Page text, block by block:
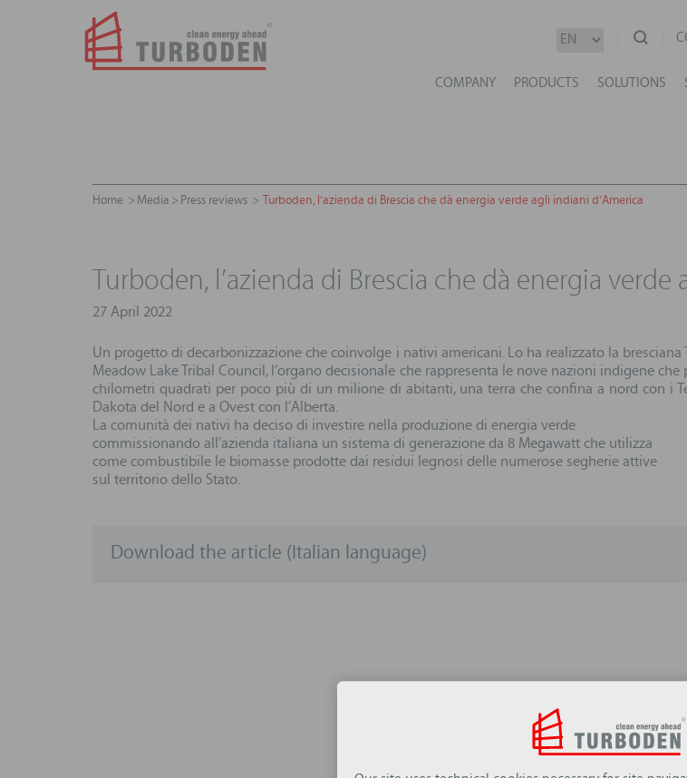
COMPANY PRODUCTS SOLUTIONS
Home Media Press reviews Turboden, l’azienda di Brescia che dà energia verde agli indiani d’America
Turboden, l’azienda di Brescia che dà energia verde
27 April 2022
Un progetto di decarbonizzazione che coinvolge i nativi americani. Lo ha realizzato la
Meadow Lake Tribal Council, l’organo decisionale che rappresenta le nove nazioni indigene
chilometri quadrati per poco più di un milione di abitanti, una terra che confina a nord con i
Dakota del Nord e a Ovest con l’Alberta.
La comunità dei nativi ha deciso di investire nella produzione di energia verde
commissionando all’azienda italiana un sistema di generazione da 8 Megawatt che utilizza
come combustibile le biomasse prodotte dai residui legnosi delle numerose segherie attive
sul territorio dello Stato.
Download the article (Italian language)